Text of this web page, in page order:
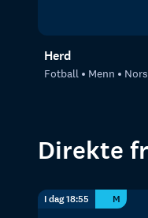
Herd
Fotball Menn
Direkte
I dag 18:55 M